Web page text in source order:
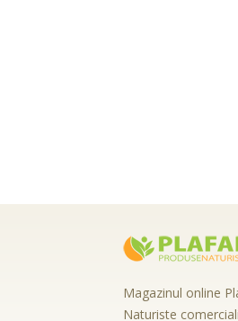
Magazinul online
Naturiste